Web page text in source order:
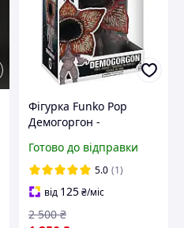
Фігурка Funko Pop
Демогоргон -
см Дивні Дива / Дивні
справи Stranger Things
Фанко Поп
Готово до відправки
5.0 (1)
від 125₴/міс
2 500 ₴